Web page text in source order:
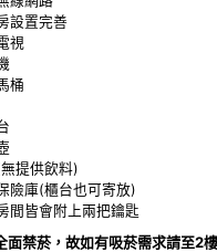
設置完善
視
桶
無提供飲料)
險庫(櫃台也可寄放)
間皆會附上兩把鑰匙
面禁菸，故如有吸菸需求請至2